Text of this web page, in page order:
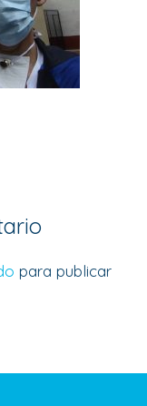
para publicar